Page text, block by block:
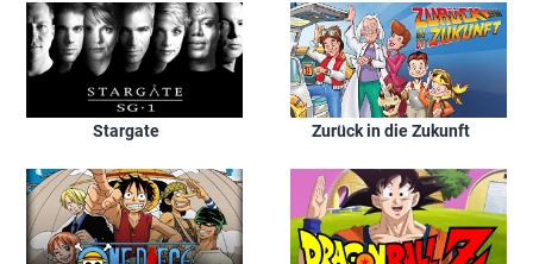
Stargate Zurück in die Zukunft